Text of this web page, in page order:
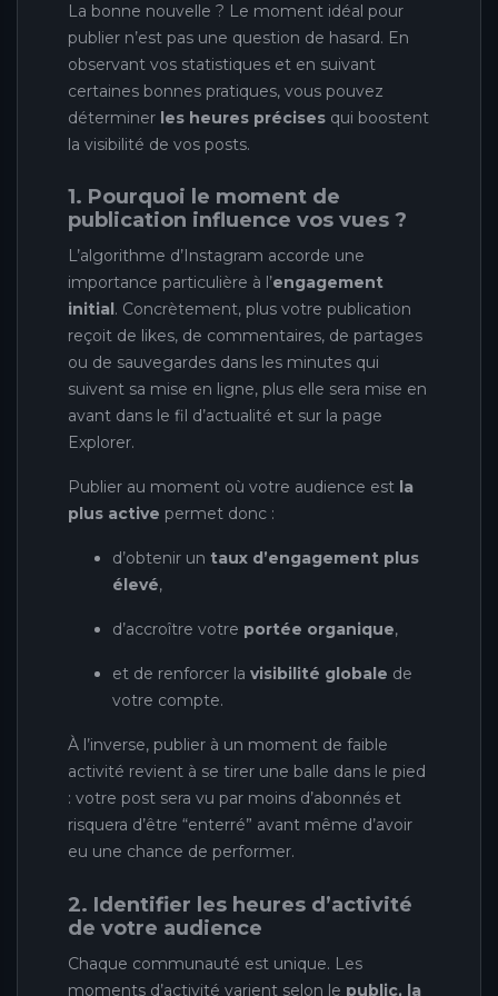
La bonne nouvelle ? Le moment idéal pour
publier n’est pas une question de hasard. En
observant vos statistiques et en suivant
certaines bonnes pratiques, vous pouvez
déterminer les heures précises qui boostent
la visibilité de vos posts.
1. Pourquoi le moment de
publication influence vos vues ?
L’algorithme d’Instagram accorde une
importance particulière à l’engagement
initial . Concrètement, plus votre publication
reçoit de likes, de commentaires, de partages
ou de sauvegardes dans les minutes qui
suivent sa mise en ligne, plus elle sera mise en
avant dans le fil d’actualité et sur la page
Explorer.
Publier au moment où votre audience est la
plus active permet donc :
d’obtenir un taux d’engagement plus
élevé,
d’accroître votre portée organique,
et de renforcer la visibilité globale de
votre compte.
À l’inverse, publier à un moment de faible
activité revient à se tirer une balle dans le pied
: votre post sera vu par moins d’abonnés et
risquera d’être “enterré” avant même d’avoir
eu une chance de performer.
2. Identifier les heures d’activité
de votre audience
Chaque communauté est unique. Les
moments d’activité varient selon le public, la